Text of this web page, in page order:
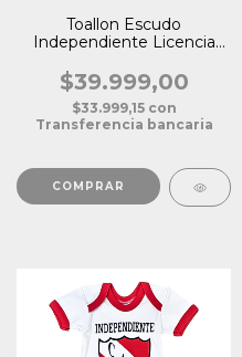
Toallon Escudo
Independiente Licencia
$39.999,00
$33.999,15 con
Transferencia bancaria